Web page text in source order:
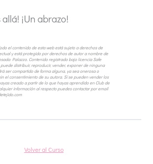
allá! ¡Un abrazo!
elcontenido de esta web está sujeto a derechos de
y está protegido por derechos de autor a nombre de
Palazzo. Contenido registrado bajo licencia Safe
distribuir, reproducir, vender, exponer de ninguna
ser compartido de forma alguna, ya sea onerosa o
el consentimiento de su autora. Sí se pueden vender los
creado a partir de lo que hayas aprendido en Club de
información al respecto puedes contactar por email
Volver al Curso